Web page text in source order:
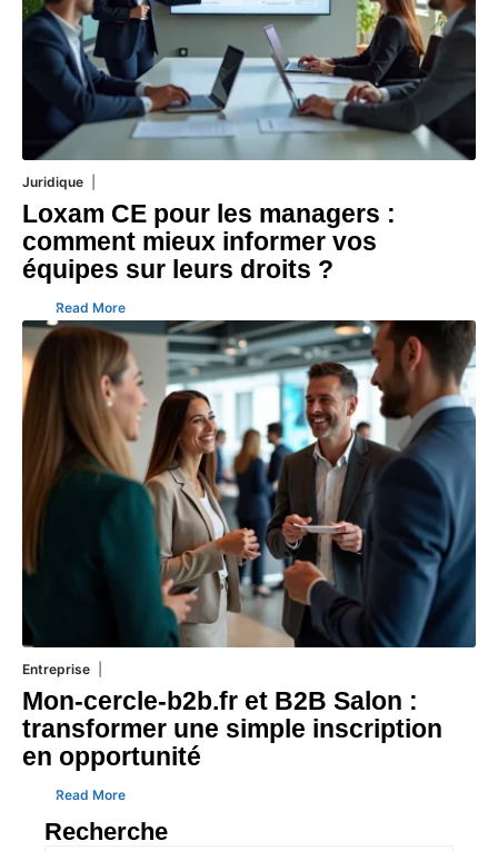
Juridique
Loxam CE pour les managers :
comment mieux informer vos
équipes sur leurs droits ?
Read More
Entreprise
Mon-cercle-b2b.fr et B2B Salon :
transformer une simple inscription
en opportunité
Read More
Recherche